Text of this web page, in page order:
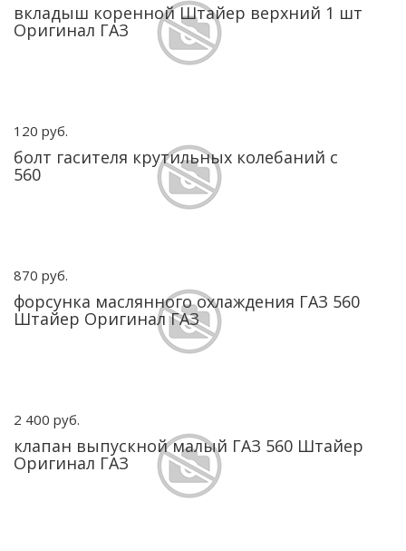
вкладыш коренной Штайер верхний 1 шт
Оригинал ГАЗ
120 руб.
болт гасителя крутильных колебаний с
560
870 руб.
форсунка маслянного охлаждения ГАЗ 560
Штайер Оригинал ГАЗ
2 400 руб.
клапан выпускной малый ГАЗ 560 Штайер
Оригинал ГАЗ